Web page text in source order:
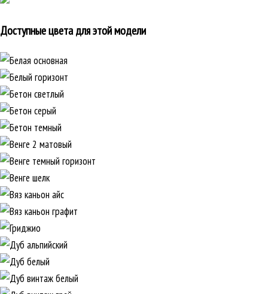
Доступные цвета для этой модели